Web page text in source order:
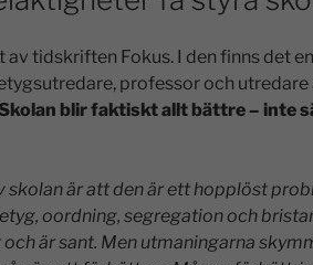
av tidskriften Fokus. I den finns det
professor och utredare
Skolan blir faktiskt allt bättre – inte
skolan är att den är ett hopplöst
oordning, segregation och
ochär sant. Men utmaningarna